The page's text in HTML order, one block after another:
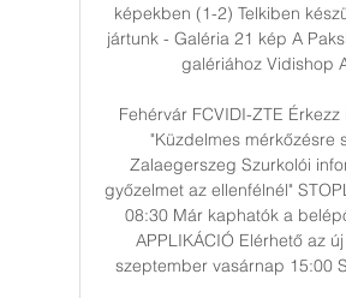
képekben (1-2) Telkiben
jártunk - Galéria 21 kép A
galériához Vidishop
Fehérvár FCVIDI-ZTE
"Küzdelmes mérkőzésre
Zalaegerszeg Szurkolói
győzelmet az ellenfélnél"
08:30 Már kaphatók a
APPLIKÁCIÓ Elérhető az
szeptember vasárnap 15:00